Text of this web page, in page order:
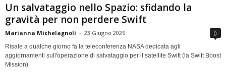
Un salvataggio nello Spazio: sfidando la
gravità per non perdere Swift
Marianna Michelagnoli - 23 Giugno 2026 0
Risale a qualche giorno fa la teleconferenza NASA dedicata agli
aggiornamenti sull'operazione di salvataggio per il satellite Swift (la Swift Boost
Mission)